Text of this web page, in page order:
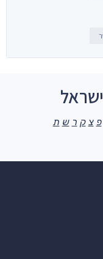
פ צ ק ר ש ת